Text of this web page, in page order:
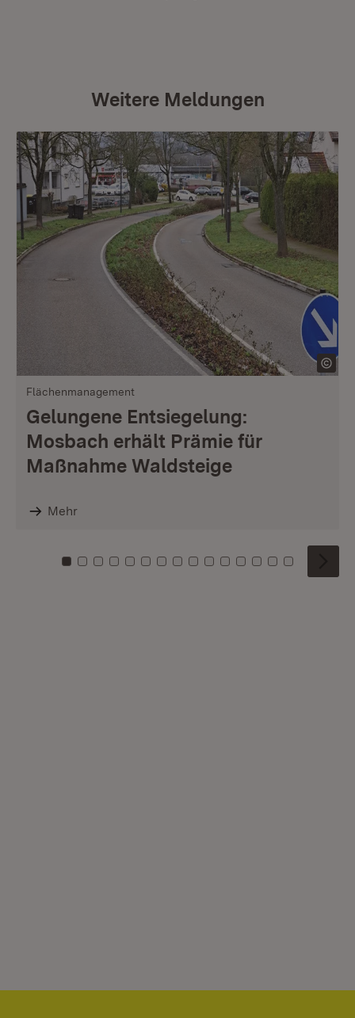
Weitere Meldungen
Flächenmanagement
Gelungene Entsiegelung:
Mosbach erhält Prämie für
Maßnahme Waldsteige
Mehr
Zu Kachel: 0
Zu Kachel: 1
Zu Kachel: 2
Zu Kachel: 3
Zu Kachel: 4
Zu Kachel: 5
Zu Kachel: 6
Zu Kachel: 7
Zu Kachel: 8
Zu Kachel: 9
Zu Kachel: 10
Zu Kachel: 11
Zu Kachel: 12
Zu Kachel:
Zu